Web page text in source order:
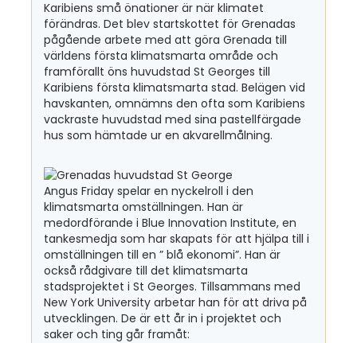
Karibiens små önationer är när klimatet
förändras. Det blev startskottet för Grenadas
pågående arbete med att göra Grenada till
världens första klimatsmarta område och
framförallt öns huvudstad St Georges till
Karibiens första klimatsmarta stad. Belägen vid
havskanten, omnämns den ofta som Karibiens
vackraste huvudstad med sina pastellfärgade
hus som hämtade ur en akvarellmålning.
Angus Friday spelar en nyckelroll i den
klimatsmarta omställningen. Han är
medordförande i Blue Innovation Institute, en
tankesmedja som har skapats för att hjälpa till i
omställningen till en ” blå ekonomi”. Han är
också rådgivare till det klimatsmarta
stadsprojektet i St Georges. Tillsammans med
New York University arbetar han för att driva på
utvecklingen. De är ett år in i projektet och
saker och ting går framåt: